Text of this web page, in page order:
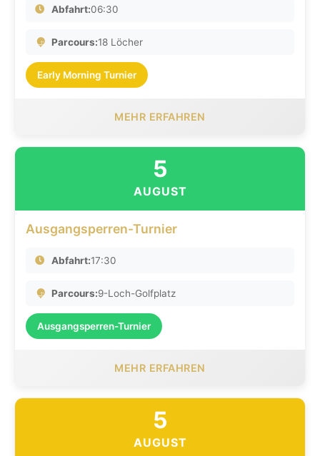
Abfahrt:06:30
Parcours:18 Löcher
Early Morning Turnier
MEHR ERFAHREN
5
AUGUST
Ausgangsperren-Turnier
Abfahrt:17:30
Parcours:9-Loch-Golfplatz
Ausgangsperren-Turnier
MEHR ERFAHREN
5
AUGUST